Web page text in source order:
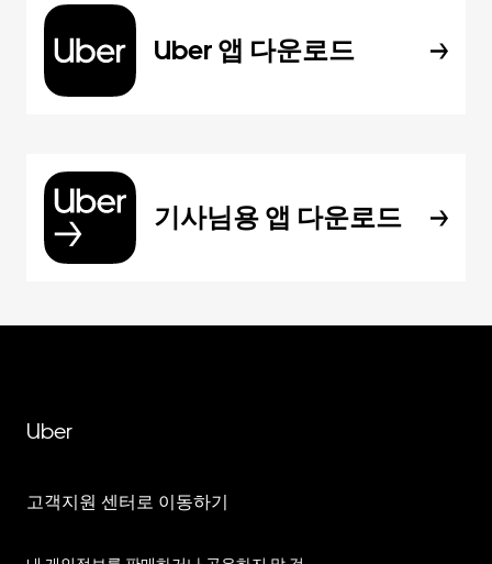
Uber 앱 다운로드
기사님용 앱 다운로드
Uber
고객지원 센터로 이동하기